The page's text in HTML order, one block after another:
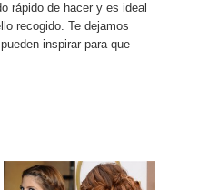
rápido de hacer y es ideal
recogido. Te dejamos
inspirar para que